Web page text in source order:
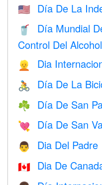
🇺🇸 Día De La
🥤
Día Mundial
Control Del Alcohol
👱 Dia
🚴 Día De La
☘️ Día De San
💘 Día De San
👨 Dia Del Padre
🇨🇦 Dia De